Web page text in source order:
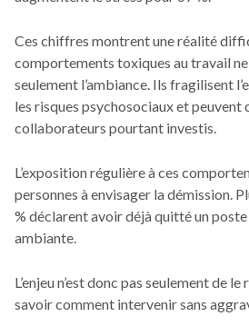
Ces chiffres montrent une réalité
comportements toxiques au travail
seulement l’ambiance. Ils fragilisent
les risques psychosociaux et peuvent
collaborateurs pourtant investis.
L’exposition régulière à ces
personnes à envisager la démission.
% déclarent avoir déjà quitté un poste
ambiante.
L’enjeu n’est donc pas seulement de
savoir comment intervenir sans